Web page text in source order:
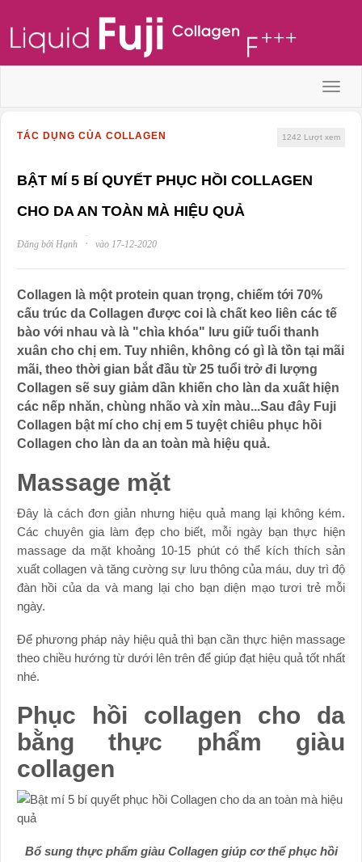
Menu
TÁC DỤNG CỦA COLLAGEN 1242 Lượt xem
BẬT MÍ 5 BÍ QUYẾT PHỤC HỒI COLLAGEN
CHO DA AN TOÀN MÀ HIỆU QUẢ
Đăng bởi Hạnh · vào 17-12-2020
Collagen là một protein quan trọng, chiếm tới 70%
cấu trúc da Collagen được coi là chất keo liên các tế
bào với nhau và là "chìa khóa" lưu giữ tuổi thanh
xuân cho chị em. Tuy nhiên, không có gì là tồn tại mãi
mãi, theo thời gian bắt đầu từ 25 tuổi trở đi lượng
Collagen sẽ suy giảm dần khiến cho làn da xuất hiện
các nếp nhăn, chùng nhão và xỉn màu...Sau đây Fuji
Collagen bật mí cho chị em 5 tuyệt chiêu phục hồi
Collagen cho làn da an toàn mà hiệu quả.
Massage mặt
Đây là cách đơn giản nhưng hiệu quả mang lại không kém.
Các chuyên gia làm đẹp cho biết, mỗi ngày bạn thực hiện
massage da mặt khoảng 10-15 phút có thể kích thích sản
xuất collagen và tăng cường sự lưu thông của máu, duy trì độ
đàn hồi của da và mang lại cho bạn diện mạo tươi trẻ mỗi
ngày.
Để phương pháp này hiệu quả thì bạn cần thực hiện massage
theo chiều hướng từ dưới lên trên để giúp đạt hiệu quả tốt nhất
nhé.
Phục hồi collagen cho da
bằng thực phẩm giàu
collagen
Bổ sung thực phẩm giàu Collagen giúp cơ thể phục hồi